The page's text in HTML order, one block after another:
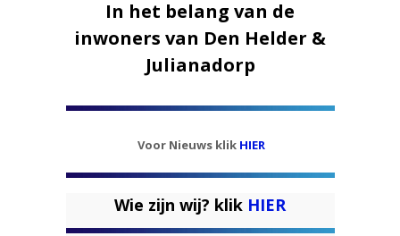
In het belang van de
inwoners van Den Helder &
Julianadorp
Voor Nieuws klik HIER
Wie zijn wij? klik HIER